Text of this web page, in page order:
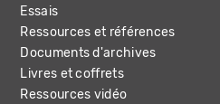
Essais
Ressources et références
Documents d'archives
Livres et coffrets
Ressources vidéo